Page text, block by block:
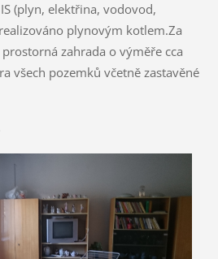
(plyn, elektřina, vodovod,
plynovým kotlem.Za
zahrada o výměře cca
všech pozemků včetně zastavěné